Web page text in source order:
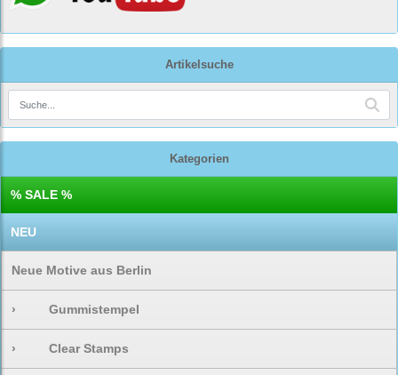
Artikelsuche
Kategorien
% SALE %
NEU
Neue Motive aus Berlin
› Gummistempel
› Clear Stamps